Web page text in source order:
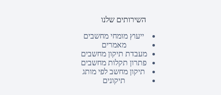
השירותים שלנו
ייעוץ מומחי מחשבים
מאמרים
מעבדת תיקון מחשבים
פתרון תקלות מחשבים
תיקון מחשב לפי מותג
תיקונים